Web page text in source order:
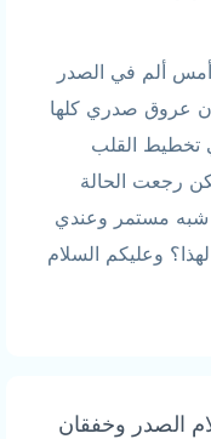
أمس ألم في الصدر
عروق صدري كلها
تخطيط القلب
رجعت الحالة
مستمر وعندي
وعليكم السلام
الصدر وخفقان